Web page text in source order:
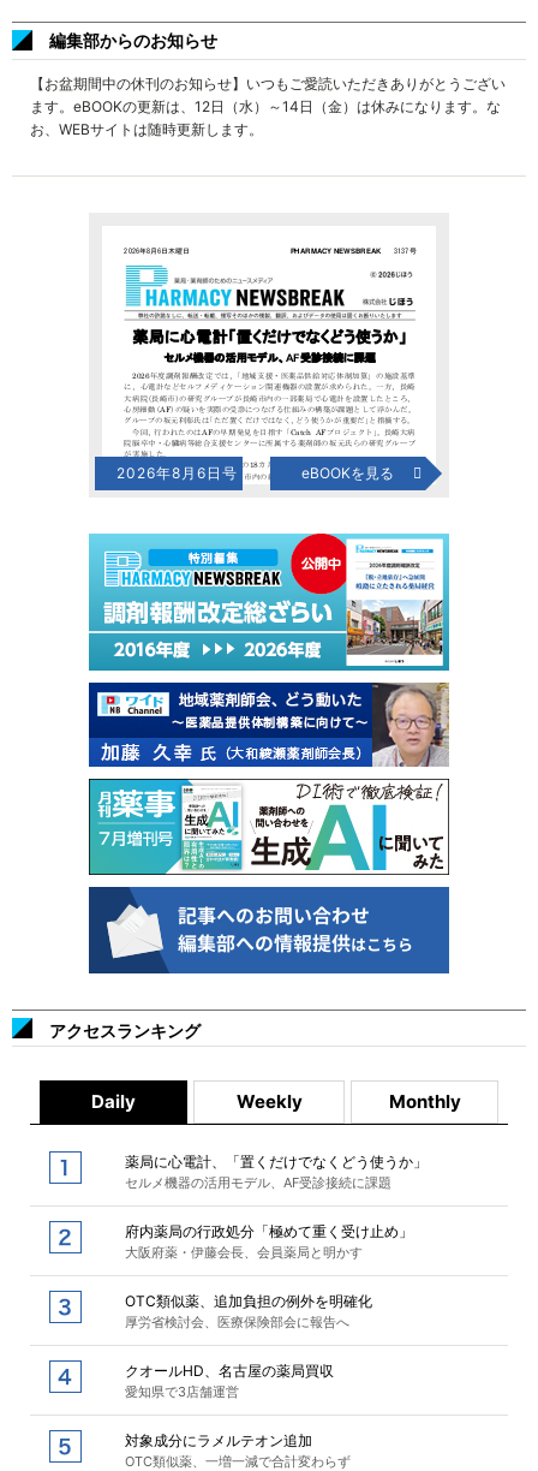
編集部からのお知らせ
【お盆期間中の休刊のお知らせ】いつもご愛読いただきありがとうござい
ます。eBOOKの更新は、12日（水）～14日（金）は休みになります。な
お、WEBサイトは随時更新します。
2026年8月6日号 eBOOKを見る
アクセスランキング
Daily Weekly Monthly
薬局に心電計、「置くだけでなくどう使うか」
セルメ機器の活用モデル、AF受診接続に課題
府内薬局の行政処分「極めて重く受け止め」
大阪府薬・伊藤会長、会員薬局と明かす
OTC類似薬、追加負担の例外を明確化
厚労省検討会、医療保険部会に報告へ
クオールHD、名古屋の薬局買収
愛知県で3店舗運営
対象成分にラメルテオン追加
OTC類似薬、一増一減で合計変わらず